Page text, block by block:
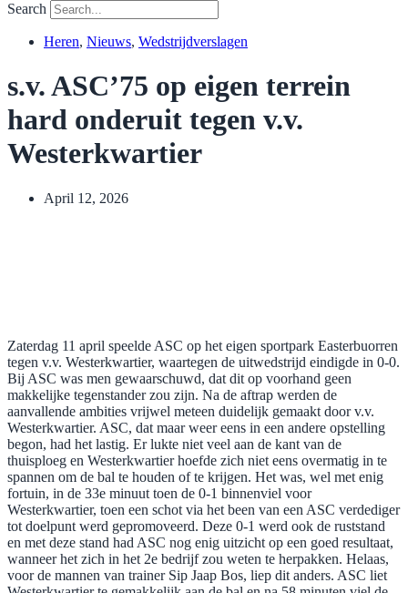
Search
Heren, Nieuws, Wedstrijdverslagen
s.v. ASC’75 op eigen terrein
hard onderuit tegen v.v.
Westerkwartier
April 12, 2026
Zaterdag 11 april speelde ASC op het eigen sportpark Easterbuorren
tegen v.v. Westerkwartier, waartegen de uitwedstrijd eindigde in 0-0.
Bij ASC was men gewaarschuwd, dat dit op voorhand geen
makkelijke tegenstander zou zijn. Na de aftrap werden de
aanvallende ambities vrijwel meteen duidelijk gemaakt door v.v.
Westerkwartier. ASC, dat maar weer eens in een andere opstelling
begon, had het lastig. Er lukte niet veel aan de kant van de
thuisploeg en Westerkwartier hoefde zich niet eens overmatig in te
spannen om de bal te houden of te krijgen. Het was, wel met enig
fortuin, in de 33e minuut toen de 0-1 binnenviel voor
Westerkwartier, toen een schot via het been van een ASC verdediger
tot doelpunt werd gepromoveerd. Deze 0-1 werd ook de ruststand
en met deze stand had ASC nog enig uitzicht op een goed resultaat,
wanneer het zich in het 2e bedrijf zou weten te herpakken. Helaas,
voor de mannen van trainer Sip Jaap Bos, liep dit anders. ASC liet